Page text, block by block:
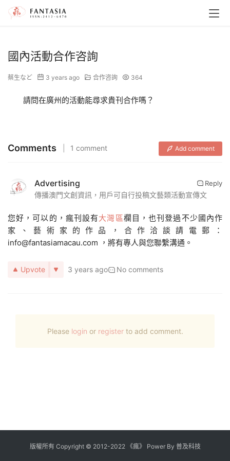
國內活動合作咨詢
蔡生など 3 years ago 合作咨詢 364
請問在廣州的活動能尋求貴刊合作嗎？
Comments 1 comment Add comment
Advertising
傳播澳門文創資訊，用戶可自行投稿文藝類活動宣傳文
Reply
您好，可以的，瘋刊設有大灣區欄目，也刊登過不少國內作
家、藝術家的作品，合作洽談請電郵：
info@fantasiamacau.com ，將有專人與您聯繫溝通。
Upvote 3 years ago No comments
Please login or registerto add comment.
版權所有 Copyright © 2012-2022《瘋》 Power By 普及科技